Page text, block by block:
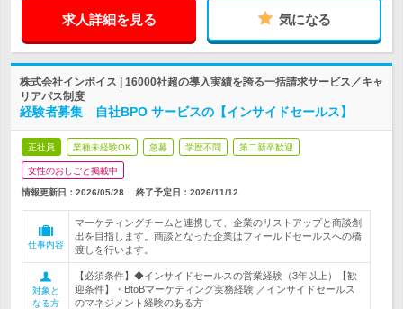
求人詳細を見る 気になる
株式会社インボイス | 16000社超の導入実績を誇る一括請求サービス／キャ
リアパス制度
経験者募集 自社BPO サービスの【インサイドセールス】
正社員 業種未経験OK 急募 学歴不問 第二新卒歓迎
女性のおしごと掲載中
情報更新日：2026/05/28 終了予定日： 2026/11/12
仕事内容
マーケティングチームと連携して、企業のリストアップと商談創
出を目指します。商談となった企業はフィールドセールスへの橋
渡しを行います。
対象と
なる方
【必須条件】◆インサイドセールスの営業経験（3年以上）【歓
迎条件】・BtoBマーケティング実務経験 ／インサイドセールス
のマネジメント経験のある方